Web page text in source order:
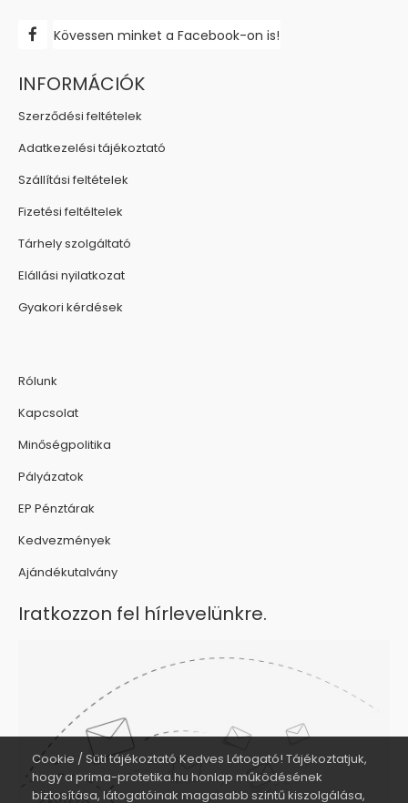
Cookie / Süti tájékoztató Kedves Látogató! Tájékoztatjuk,
hogy a prima-protetika.hu honlap működésének
biztosítása, látogatóinak magasabb szintű kiszolgálása,
Kövessen minket a Facebook-on is!
INFORMÁCIÓK
Szerződési feltételek
Adatkezelési tájékoztató
Szállítási feltételek
Fizetési feltéltelek
Tárhely szolgáltató
Elállási nyilatkozat
Gyakori kérdések
Rólunk
Kapcsolat
Minőségpolitika
Pályázatok
EP Pénztárak
Kedvezmények
Ajándékutalvány
Iratkozzon fel hírlevelünkre.